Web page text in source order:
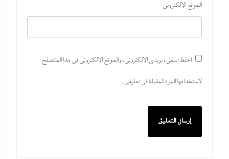
الموقع الإلكتروني
احفظ اسمي، بريدي الإلكتروني، والموقع الإلكتروني في هذا المتصفح
لاستخدامها المرة المقبلة في تعليقي.